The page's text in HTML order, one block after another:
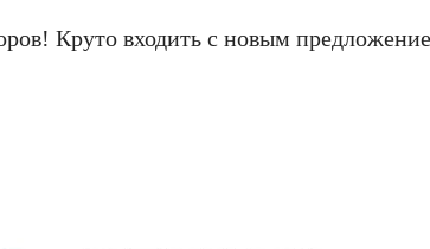
Круто входить с новым